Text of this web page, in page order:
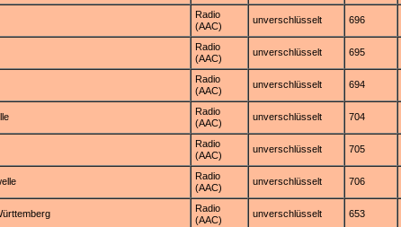
Radio
(AAC)
unverschlüsselt 696
Radio
(AAC)
unverschlüsselt 695
Radio
(AAC)
unverschlüsselt 694
Radio
(AAC)
unverschlüsselt 704
Radio
(AAC)
unverschlüsselt 705
Radio
(AAC)
unverschlüsselt 706
Radio
(AAC)
unverschlüsselt 653